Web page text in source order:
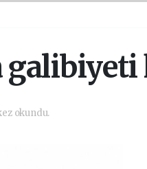
okundu.